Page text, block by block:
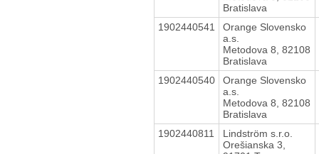
Bratislava
1902440541
Orange Slovensko
a.s.
Metodova 8, 82108
Bratislava
1902440540
Orange Slovensko
a.s.
Metodova 8, 82108
Bratislava
1902440811
Lindström s.r.o.
Orešianska 3,